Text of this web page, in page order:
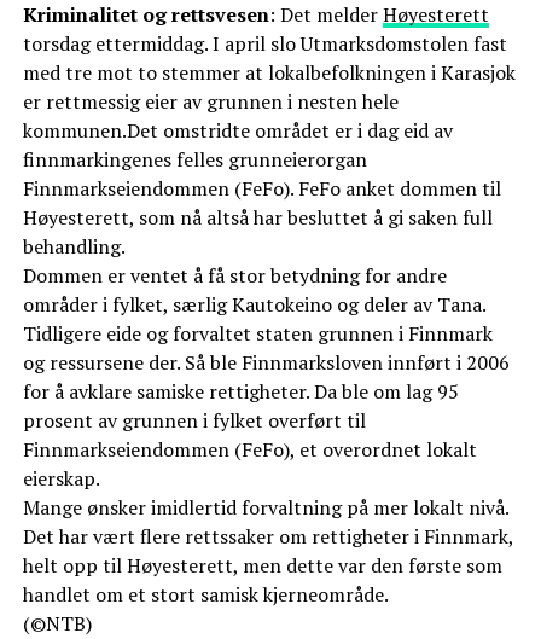
Kriminalitet og rettsvesen: Det melderHøyesterett
torsdag ettermiddag. I april slo Utmarksdomstolen fast
med tre mot to stemmer at lokalbefolkningen i Karasjok
er rettmessig eier av grunnen i nesten hele
kommunen.Det omstridte området er i dag eid av
finnmarkingenes felles grunneierorgan
Finnmarkseiendommen (FeFo). FeFo anket dommen til
Høyesterett, som nå altså har besluttet å gi saken full
behandling.
Dommen er ventet å få stor betydning for andre
områder i fylket, særlig Kautokeino og deler av Tana.
Tidligere eide og forvaltet staten grunnen i Finnmark
og ressursene der. Så ble Finnmarksloven innført i 2006
for å avklare samiske rettigheter. Da ble om lag 95
prosent av grunnen i fylket overført til
Finnmarkseiendommen (FeFo), et overordnet lokalt
eierskap.
Mange ønsker imidlertid forvaltning på mer lokalt nivå.
Det har vært flere rettssaker om rettigheter i Finnmark,
helt opp til Høyesterett, men dette var den første som
handlet om et stort samisk kjerneområde.
(©NTB)